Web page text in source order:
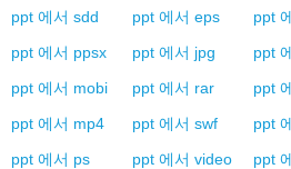
ppt 에서 sdd ppt 에서 eps ppt
ppt 에서 ppsx ppt 에서 jpg ppt
ppt 에서 mobi ppt 에서 rar ppt
ppt 에서 mp4 ppt 에서 swf ppt
ppt 에서 ps ppt 에서 video ppt